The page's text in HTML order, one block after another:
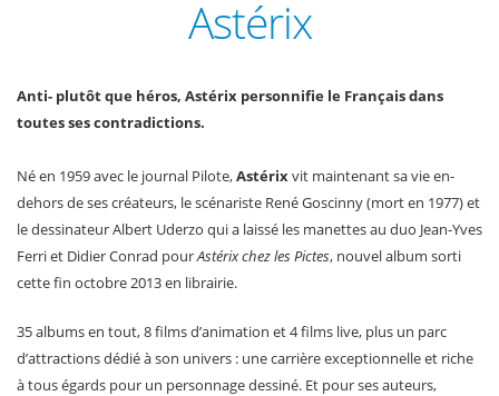
Astérix
Anti- plutôt que héros, Astérix personnifie le Français dans
toutes ses contradictions.
Né en 1959 avec le journal Pilote,Astérixvit maintenant sa vie en-
dehors de ses créateurs, le scénariste René Goscinny (mort en 1977) et
le dessinateur Albert Uderzo qui a laissé les manettes au duo Jean-Yves
Ferri et Didier Conrad pourAstérix chez les Pictes, nouvel album sorti
cette fin octobre 2013 en librairie.
35 albums en tout, 8 films d’animation et 4 films live, plus un parc
d’attractions dédié à son univers : une carrière exceptionnelle et riche
à tous égards pour un personnage dessiné. Et pour ses auteurs,